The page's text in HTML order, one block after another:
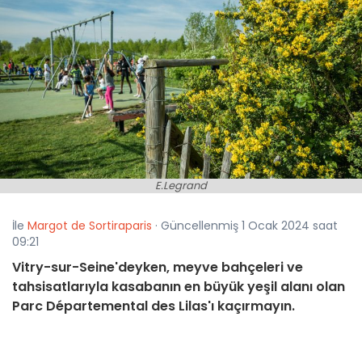
E.Legrand
İle Margot de Sortiraparis · Güncellenmiş 1 Ocak 2024 saat
09:21
Vitry-sur-Seine'deyken, meyve bahçeleri ve
tahsisatlarıyla kasabanın en büyük yeşil alanı olan
Parc Départemental des Lilas'ı kaçırmayın.